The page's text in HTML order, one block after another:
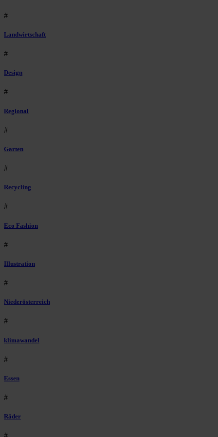
#
Landwirtschaft
#
Design
#
Regional
#
Garten
#
Recycling
#
Eco Fashion
#
Illustration
#
Niederösterreich
#
klimawandel
#
Essen
#
Räder